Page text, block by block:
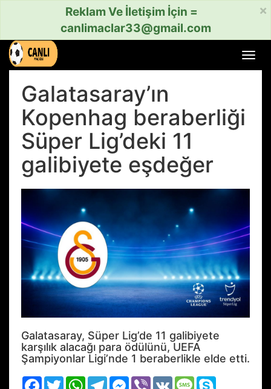
×
Reklam Ve İletişim İçin =
canlimaclar33@gmail.com
aç
Galatasaray’ın
Kopenhag beraberliği
Süper Lig’deki 11
galibiyete eşdeğer
Galatasaray, Süper Lig’de 11 galibiyete
karşılık alacağı para ödülünü, UEFA
Şampiyonlar Ligi’nde 1 beraberlikle elde etti.
Facebook
TwitterWhatsAppTelegramMessenger
Viber VK Message